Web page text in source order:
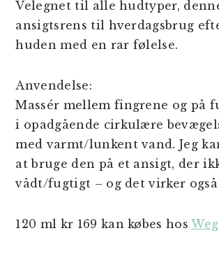
Velegnet til alle hudtyper,
ansigtsrens til hverdagsbrug
huden med en rar følelse.
Anvendelse:
Massér mellem fingrene og på
i opadgående cirkulære
med varmt/lunkent vand. Jeg
at bruge den på et ansigt, der
vådt/fugtigt – og det virker
120 ml kr 169 kan købes hos